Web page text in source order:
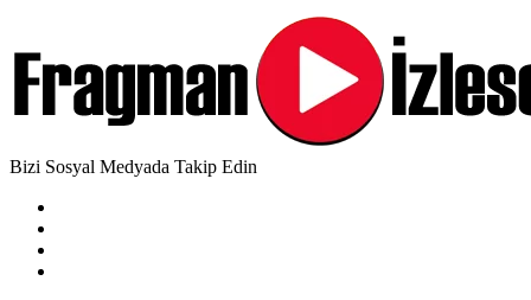
Bizi Sosyal Medyada Takip Edin